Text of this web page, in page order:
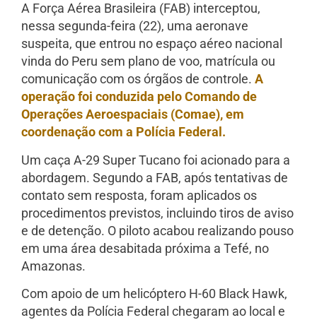
A Força Aérea Brasileira (FAB) interceptou,
nessa segunda-feira (22), uma aeronave
suspeita, que entrou no espaço aéreo nacional
vinda do Peru sem plano de voo, matrícula ou
comunicação com os órgãos de controle. A
operação foi conduzida pelo Comando de
Operações Aeroespaciais (Comae), em
coordenação com a Polícia Federal.
Um caça A-29 Super Tucano foi acionado para a
abordagem. Segundo a FAB, após tentativas de
contato sem resposta, foram aplicados os
procedimentos previstos, incluindo tiros de aviso
e de detenção. O piloto acabou realizando pouso
em uma área desabitada próxima a Tefé, no
Amazonas.
Com apoio de um helicóptero H-60 Black Hawk,
agentes da Polícia Federal chegaram ao local e